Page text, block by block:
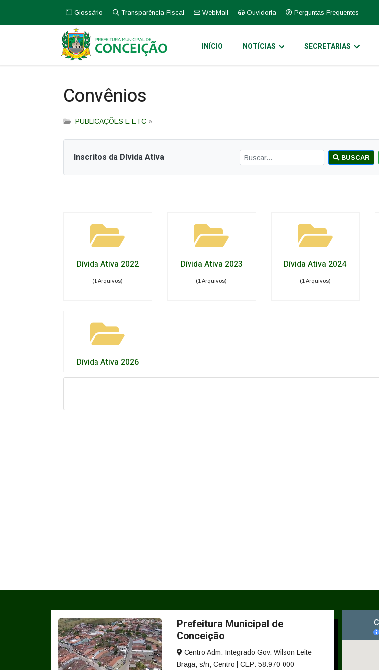
Glossário Transparência Fiscal WebMail Ouvidoria Perguntas Frequentes
INÍCIO NOTÍCIAS SECRETARIAS
Convênios
PUBLICAÇÕES E ETC »
Inscritos da Dívida Ativa BUSCAR
Dívida Ativa 2022
(1 Arquivos)
Dívida Ativa 2023
(1 Arquivos)
Dívida Ativa 2024
(1 Arquivos)
Dívida Ativa 2026
Prefeitura Municipal de
Conceição
Centro Adm. Integrado Gov. Wilson Leite
Braga, s/n, Centro | CEP: 58.970-000